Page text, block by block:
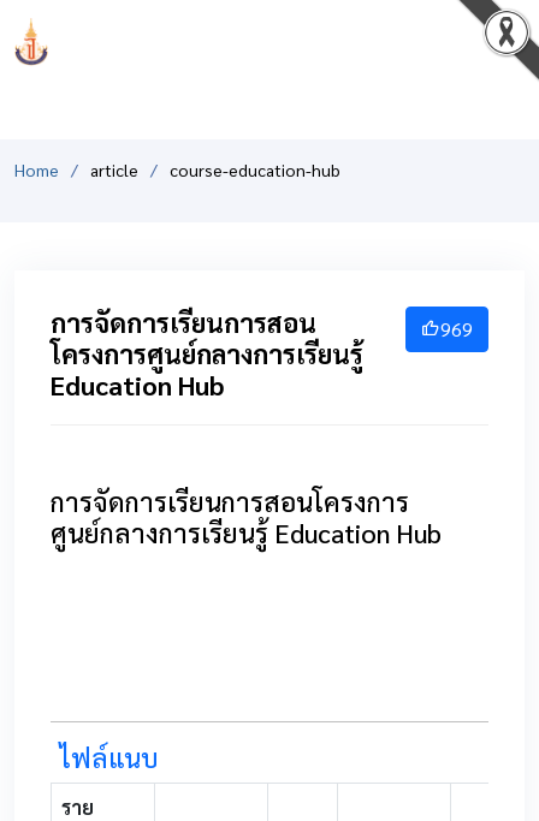
Home article course-education-hub
969
การจัดการเรียนการสอน
โครงการศูนย์กลางการเรียนรู้
Education Hub
การจัดการเรียนการสอนโครงการ
ศูนย์กลางการเรียนรู้ Education Hub
ไฟล์แนบ
ราย